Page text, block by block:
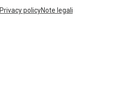
Privacy policyNote legali